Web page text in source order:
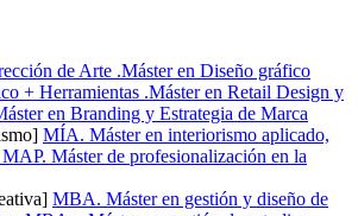
de Arte .Máster en Diseño gráfico
+ Herramientas .Máster en Retail Design y
en Branding y Estrategia de Marca
MÍA. Máster en interiorismo aplicado,
MAP. Máster de profesionalización en la
MBA. Máster en gestión y diseño de